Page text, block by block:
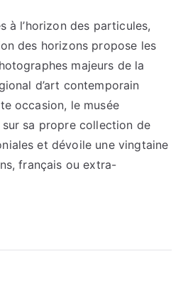
à l’horizon des particules,
des horizons propose les
majeurs de la
d’art contemporain
occasion, le musée
sur sa propre collection de
et dévoile une vingtaine
français ou extra-